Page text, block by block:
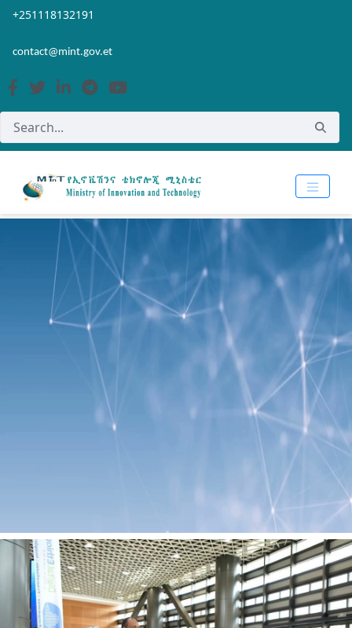
Skip to Main Content
Open Accessibility Menu
+251118132191
contact@mint.gov.et